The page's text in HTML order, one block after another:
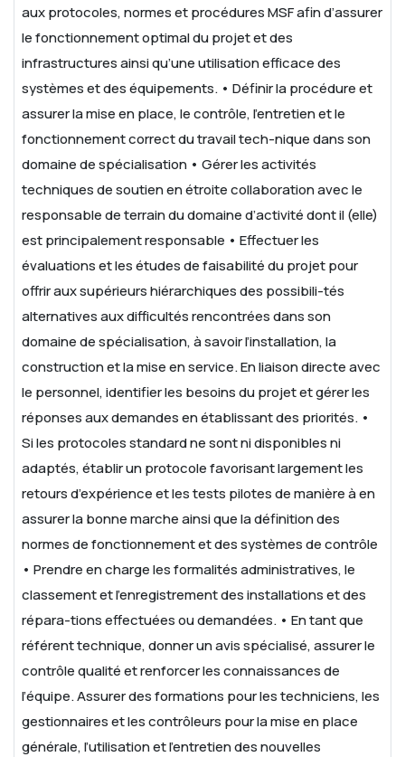
aux protocoles, normes et procédures MSF afin d’assurer
le fonctionnement optimal du projet et des
infrastructures ainsi qu’une utilisation efficace des
systèmes et des équipements. • Définir la procédure et
assurer la mise en place, le contrôle, l’entretien et le
fonctionnement correct du travail tech-nique dans son
domaine despécialisation • Gérer les activités
techniques de soutien en étroite collaboration avec le
responsable de terrain du domaine d’activité dont il (elle)
est principalementresponsable • Effectuer les
évaluations et les études de faisabilité du projet pour
offrir aux supérieurs hiérarchiques des possibili-tés
alternatives aux difficultésrencontrées dans son
domaine de spécialisation, à savoir l’installation, la
construction et la mise en service. En liaison directe avec
le personnel,identifier les besoins du projet et gérer les
réponses aux demandes en établissant des priorités. •
Si les protocoles standard ne sont ni disponibles ni
adaptés, établir un protocole favorisant largement les
retours d’expérience et les tests pilotes demanière à en
assurer la bonne marche ainsi que la définition des
normes de fonctionnement et des systèmes de contrôle
• Prendre en charge les formalités administratives, le
classement et l’enregistrement des installations et des
répara-tions effectuées ou demandées. • En tant que
référent technique, donner un avis spécialisé, assurer le
contrôle qualité et renforcer les connaissances de
l’équipe. Assurer desformations pour les techniciens, les
gestionnaires et les contrôleurs pour la mise en place
générale, l’utilisation et l’entretien des nouvelles